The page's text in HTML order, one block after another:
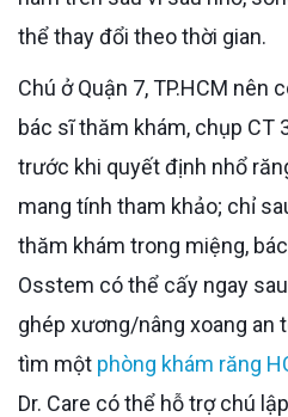
thể thay đổi theo thời gian.
Chú ở Quận 7, TP.HCM nên có thể đến Dr. Care để
bác sĩ thăm khám, chụp CT
trước khi quyết định nhổ
mang tính tham khảo; chỉ
thăm khám trong miệng,
Osstem có thể cấy ngay
ghép xương/nâng xoang an
tìm một phòng khám răng
Dr. Care có thể hỗ trợ chú